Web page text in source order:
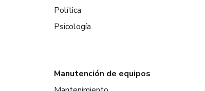
Política
Psicología
Manutención de equipos